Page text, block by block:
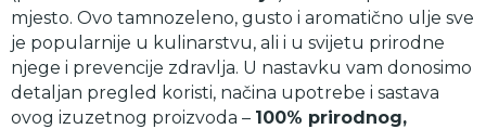
mjesto. Ovo tamnozeleno, gusto i aromatično ulje sve
je popularnije u kulinarstvu, ali i u svijetu prirodne
njege i prevencije zdravlja. U nastavku vam donosimo
detaljan pregled koristi, načina upotrebe i sastava
ovog izuzetnog proizvoda – 100% prirodnog,